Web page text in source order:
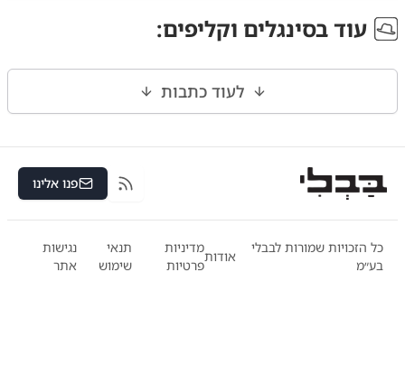
עוד בסינגלים וקליפים:
לעוד כתבות
RSS פנו אלינו
כל הזכויות שמורות לבבלי
בע״מ
אודות
מדיניות
פרטיות
תנאי
שימוש
נגישות
אתר